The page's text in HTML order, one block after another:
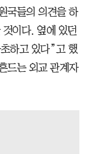
국들의 의견을 하
이다. 옆에 있던
하고 있다”고 했
드는 외교 관계자